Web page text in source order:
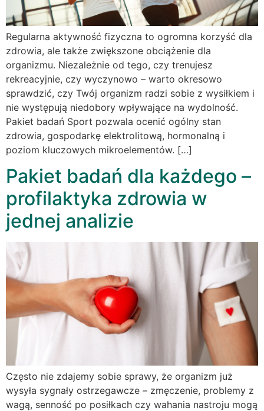
Regularna aktywność fizyczna to ogromna korzyść dla
zdrowia, ale także zwiększone obciążenie dla
organizmu. Niezależnie od tego, czy trenujesz
rekreacyjnie, czy wyczynowo – warto okresowo
sprawdzić, czy Twój organizm radzi sobie z wysiłkiem i
nie występują niedobory wpływające na wydolność.
Pakiet badań Sport pozwala ocenić ogólny stan
zdrowia, gospodarkę elektrolitową, hormonalną i
poziom kluczowych mikroelementów. […]
Pakiet badań dla każdego –
profilaktyka zdrowia w
jednej analizie
Często nie zdajemy sobie sprawy, że organizm już
wysyła sygnały ostrzegawcze – zmęczenie, problemy z
wagą, senność po posiłkach czy wahania nastroju mogą